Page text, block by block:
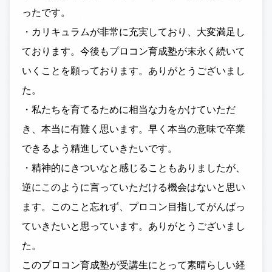
ったです。
・カリキュラムが非常に充実しており、大変満足し
ております。今後もプロコン育成塾が末永く続いて
いくことを願っております。ありがとうございまし
た。
・私たちを育てるために相当な力をかけていただ
き、本当に有難く思います。早く本当の意味で卒業
できるよう精進していきたいです。
・精神的にきついなと感じることもありましたが、
逆にこのように言っていただける機会はないと思い
ます。このこと忘れず、プロコン目指してがんばっ
ていきたいと思っています。ありがとうございまし
た。
このプロコン育成塾が受講生にとって素晴らしい経